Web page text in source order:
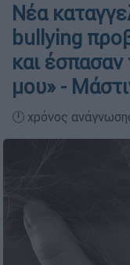
Νέα
bullying
και
μου» -
🕛 χρόνος